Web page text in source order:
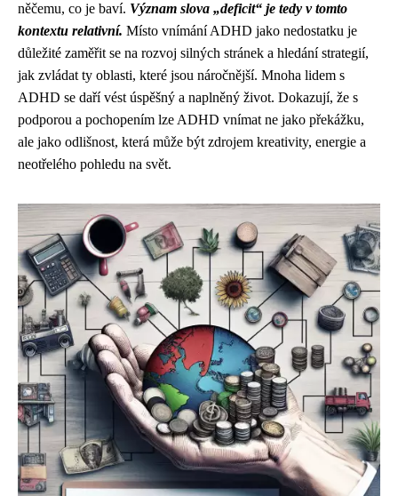
něčemu, co je baví. Význam slova „deficit“ je tedy v tomto
kontextu relativní. Místo vnímání ADHD jako nedostatku je
důležité zaměřit se na rozvoj silných stránek a hledání strategií,
jak zvládat ty oblasti, které jsou náročnější. Mnoha lidem s
ADHD se daří vést úspěšný a naplněný život. Dokazují, že s
podporou a pochopením lze ADHD vnímat ne jako překážku,
ale jako odlišnost, která může být zdrojem kreativity, energie a
neotřelého pohledu na svět.